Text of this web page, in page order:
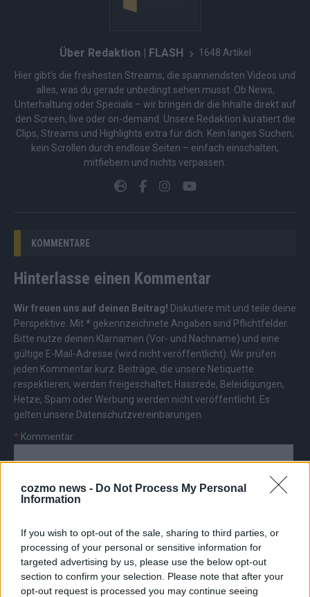
cozmo news - Do Not Process My Personal
Information
If you wish to opt-out of the sale, sharing to third parties, or
processing of your personal or sensitive information for
targeted advertising by us, please use the below opt-out
section to confirm your selection. Please note that after your
opt-out request is processed you may continue seeing
Über Redaktion | FLASH 1648 Artikel
Hier gibt’s die freshesten Streams, die spannendsten Videos und
alles, was du gerade unbedingt sehen musst. Ob News,
Unterhaltung oder Specials – wir bringen dir die Inhalte direkt auf
den Screen, live oder on-demand. Unsere Redaktion kuratiert die
Clips, Streams und Highlights extra für dich. Kein langes Suchen,
kein Scrollen durch endlose Seiten – einfach einschalten,
mitfiebern und nichts verpassen.
KOMMENTARE
Hinterlasse einen Kommentar
Wir freuen uns auf deinen Beitrag! Diskutiere mit und teile deine
Perspektive. Mit * gekennzeichnete Angaben sind Pflichtfelder.
Bitte nutze deinen Klarnamen (Vor- und Nachname) und eine
gültige E-Mail-Adresse (wird nicht veröffentlicht). Wir prüfen
jeden Kommentar kurz. Beiträge, die unsere Netiquette
respektieren, werden freigeschaltet; Hassrede, Beleidigungen,
Hetze, Spam oder Werbung werden nicht veröffentlicht. Es
gelten unsere Datenschutzvereinbarungen
* Kommentar
Vor- und Nachname
E-Mail